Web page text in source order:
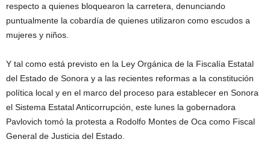
respecto a quienes bloquearon la carretera, denunciando
puntualmente la cobardía de quienes utilizaron como escudos a
mujeres y niños.
Y tal como está previsto en la Ley Orgánica de la Fiscalía Estatal
del Estado de Sonora y a las recientes reformas a la constitución
política local y en el marco del proceso para establecer en Sonora
el Sistema Estatal Anticorrupción, este lunes la gobernadora
Pavlovich tomó la protesta a Rodolfo Montes de Oca como Fiscal
General de Justicia del Estado.